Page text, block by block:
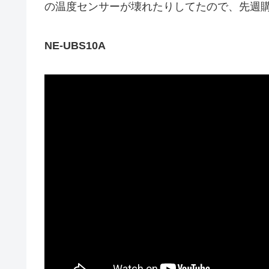
の温度センサーが壊れたりしてたので、先週
NE-UBS10A